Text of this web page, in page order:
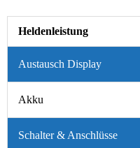
Heldenleistung
Austausch Display
Akku
Schalter & Anschlüsse